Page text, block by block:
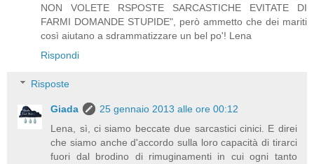
NON VOLETE RSPOSTE SARCASTICHE EVITATE DI
FARMI DOMANDE STUPIDE", però ammetto che dei mariti
così aiutano a sdrammatizzare un bel po'! Lena
Rispondi
Risposte
Giada
25 gennaio 2013 alle ore 00:12
Lena, sì, ci siamo beccate due sarcastici cinici. E direi
che siamo anche d'accordo sulla loro capacità di tirarci
fuori dal brodino di rimuginamenti in cui ogni tanto